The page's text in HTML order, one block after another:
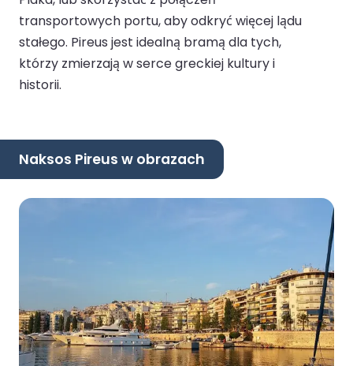
transportowych portu, aby odkryć więcej lądu
stałego. Pireus jest idealną bramą dla tych,
którzy zmierzają w serce greckiej kultury i
historii.
Naksos Pireus w obrazach